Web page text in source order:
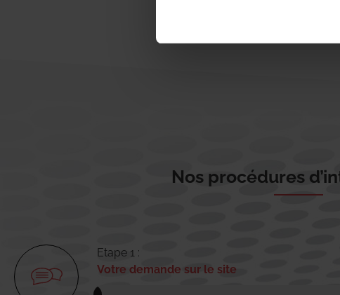
Nos procédures
Etape 1 :
Votre demande sur le site